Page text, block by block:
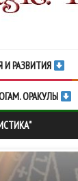
И РАЗВИТИЯ
ОРАКУЛЫ